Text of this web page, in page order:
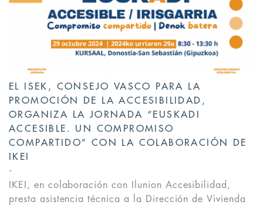
EL ISEK, CONSEJO VASCO PARA LA
PROMOCIÓN DE LA ACCESIBILIDAD,
ORGANIZA LA JORNADA “EUSKADI
ACCESIBLE. UN COMPROMISO
COMPARTIDO” CON LA COLABORACIÓN DE
IKEI
IKEI, en colaboración con Ilunion Accesibilidad,
presta asistencia técnica a la Dirección de Vivienda